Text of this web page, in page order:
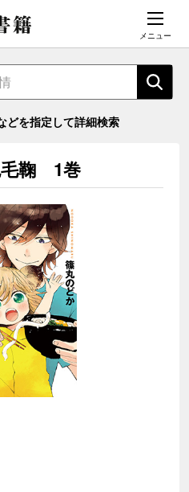
メニュー
どを指定して詳細検索
毛鞠 1巻